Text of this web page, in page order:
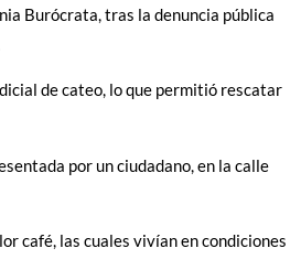
Burócrata, tras la denuncia pública
de cateo, lo que permitió rescatar
por un ciudadano, en la calle
café, las cuales vivían en condiciones